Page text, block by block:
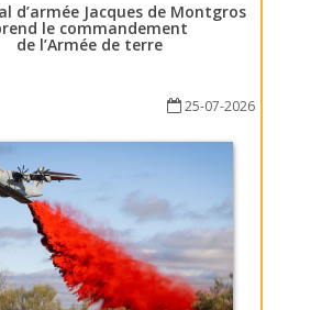
d’armée Jacques de Montgros
le commandement
de l’Armée de terre
25-07-2026